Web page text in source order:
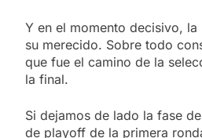
Y en el momento decisivo, la
su merecido. Sobre todo
que fue el camino de la
la final.
Si dejamos de lado la fase
de playoff de la primera